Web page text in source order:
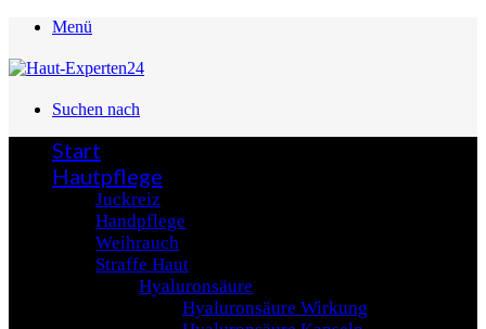
Menü
Suchen nach
Start
Hautpflege
Juckreiz
Handpflege
Weihrauch
Straffe Haut
Hyaluronsäure
Hyaluronsäure Wirkung